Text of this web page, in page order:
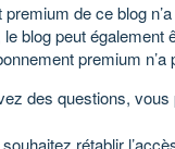
de ce blog
blog peut également
premium n’a
des questions,
rétablir